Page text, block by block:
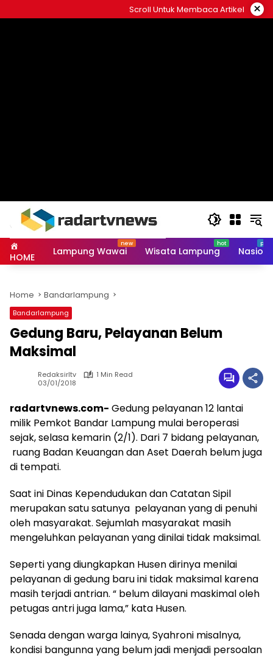
to
Scroll Untuk Membaca Artikel ×
HOME Lampung Wawai Wisata Lampung
Home Bandarlampung
Bandarlampung
Gedung Baru, Pelayanan Belum
Maksimal
Redaksirltv
1 Min Read
03/01/2018
radartvnews.com- Gedung pelayanan 12 lantai
milik Pemkot Bandar Lampung mulai beroperasi
sejak, selasa kemarin (2/1). Dari 7 bidang pelayanan,
ruang Badan Keuangan dan Aset Daerah belum juga
di tempati.
Saat ini Dinas Kependudukan dan Catatan Sipil
merupakan satu satunya pelayanan yang di penuhi
oleh masyarakat. Sejumlah masyarakat masih
mengeluhkan pelayanan yang dinilai tidak maksimal.
Seperti yang diungkapkan Husen dirinya menilai
pelayanan di gedung baru ini tidak maksimal karena
masih terjadi antrian. “ belum dilayani maskimal oleh
petugas antri juga lama,” kata Husen.
Senada dengan warga lainya, Syahroni misalnya,
kondisi bangunna yang belum jadi menjadi persoalan